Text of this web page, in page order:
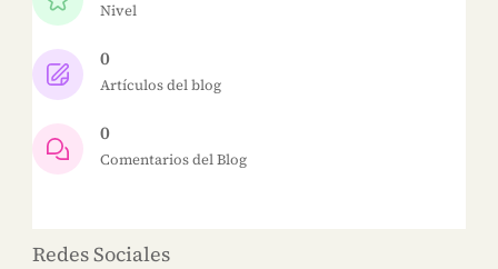
Nivel
0
Artículos del blog
0
Comentarios del Blog
Redes Sociales